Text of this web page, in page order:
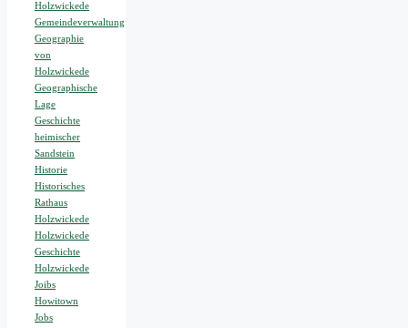
Holzwickede
Gemeindeverwaltung
Geographie
von
Holzwickede
Geographische
Lage
Geschichte
heimischer
Sandstein
Historie
Historisches
Rathaus
Holzwickede
Holzwickede
Geschichte
Holzwickede
Joibs
Howitown
Jobs